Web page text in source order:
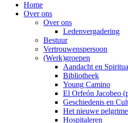
Home
Over ons
Over ons
Ledenvergadering
Bestuur
Vertrouwenspersoon
(Werk)groepen
Aandacht en
Bibliotheek
Young Camino
El Orfeón Jacobeo
Geschiedenis en
Het nieuwe
Hospitaleren